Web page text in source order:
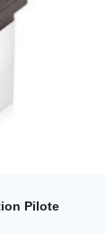
Pilote